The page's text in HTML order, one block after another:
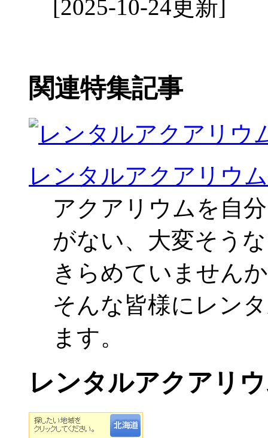
[2025-10-24更新]
関連特集記事
レンタルアクアリウム
アクアリウムを自
がない、大変そう
きらめていません
そんな皆様にレン
ます。
レンタルアクアリ